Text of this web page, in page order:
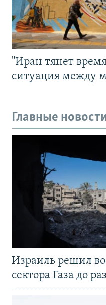
"Иран тянет
ситуация между
Главные
Израиль решил
сектора Газа до